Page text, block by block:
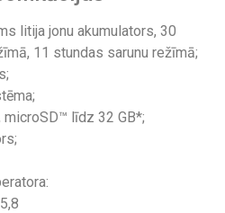
litija jonu akumulators, 30
11 stundas sarunu režīmā;
līdz 32 GB*;